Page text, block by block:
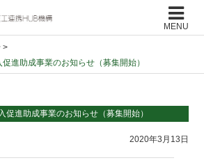
MENU
>
進助成事業のお知らせ（募集開始）
促進助成事業のお知らせ（募集開始）
2020年3月13日